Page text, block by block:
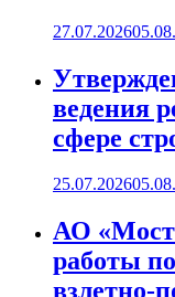
27.07.2026
ведения
сфере
25.07.2026
АО
работы
взлетно-